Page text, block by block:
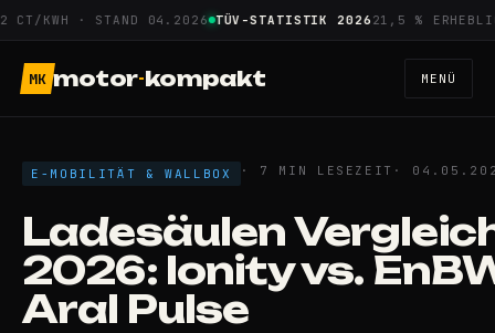
Zum
Inhalt
springen
· STAND 04.2026 TÜV-STATISTIK 2026 21,5 % ERHEBLICHE
MK motor-kompakt MENÜ
E-MOBILITÄT & WALLBOX · 7 MIN LESEZEIT ·
Ladesäulen
2026: Ionity vs.
Aral Pulse